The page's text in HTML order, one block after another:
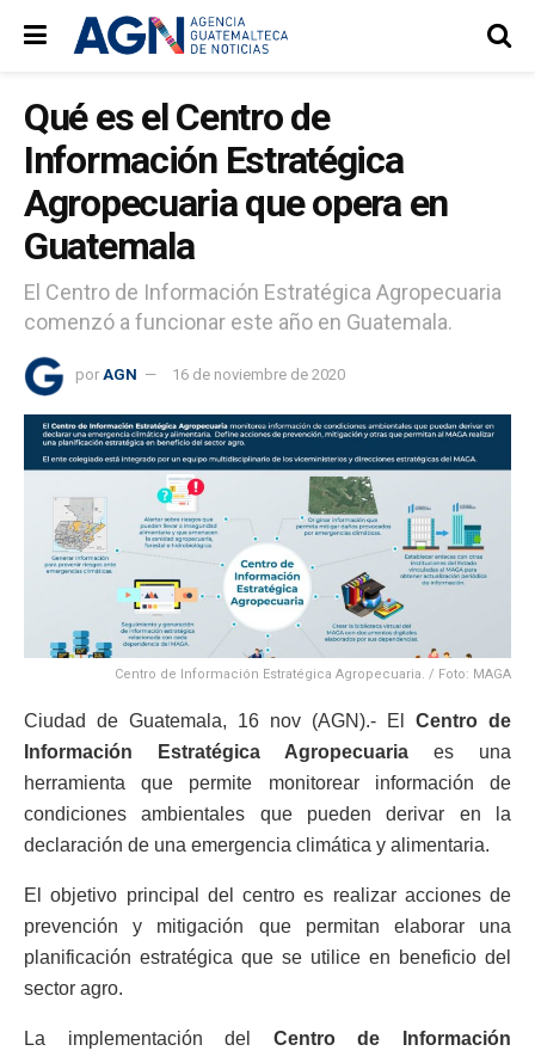
Qué es el Centro de
Información Estratégica
Agropecuaria que opera en
Guatemala
El Centro de Información Estratégica Agropecuaria
comenzó a funcionar este año en Guatemala.
por AGN 16 de noviembre de 2020
Centro de Información Estratégica Agropecuaria. / Foto: MAGA
Ciudad de Guatemala, 16 nov (AGN).- El Centro de
Información Estratégica Agropecuaria es una
herramienta que permite monitorear información de
condiciones ambientales que pueden derivar en la
declaración de una emergencia climática y alimentaria.
El objetivo principal del centro es realizar acciones de
prevención y mitigación que permitan elaborar una
planificación estratégica que se utilice en beneficio del
sector agro.
La implementación del Centro de Información